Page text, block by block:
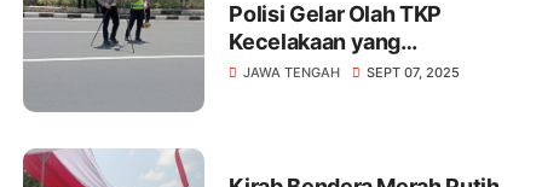
Polisi Gelar Olah TKP
Kecelakaan yang
Menewaskan Mahasiswa
JAWA TENGAH SEPT 07, 2025